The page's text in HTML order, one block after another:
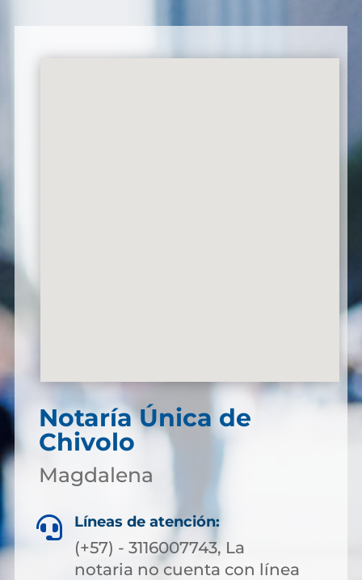
Notaría Única de
Chivolo
Magdalena
 Líneas de atención:
(+57) - 3116007743, La
notaria no cuenta con línea